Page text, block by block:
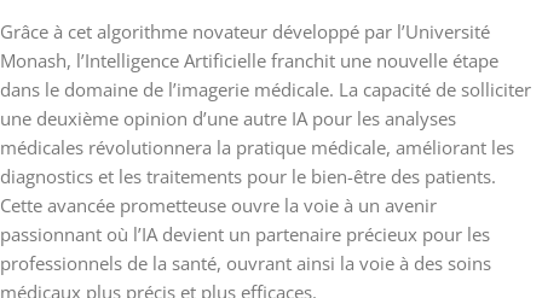
Grâce à cet algorithme novateur développé par l’Université
Monash, l’Intelligence Artificielle franchit une nouvelle étape
dans le domaine de l’imagerie médicale. La capacité de solliciter
une deuxième opinion d’une autre IA pour les analyses
médicales révolutionnera la pratique médicale, améliorant les
diagnostics et les traitements pour le bien-être des patients.
Cette avancée prometteuse ouvre la voie à un avenir
passionnant où l’IA devient un partenaire précieux pour les
professionnels de la santé, ouvrant ainsi la voie à des soins
médicaux plus précis et plus efficaces.